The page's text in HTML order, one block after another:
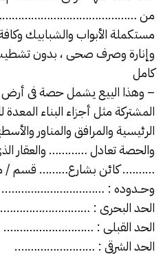
من
مستكملة الأبواب والشبابيك
وإنارة وصرف صحى ، بدون
كامل
– وهذا الييع يشمل حصة فى أرض
المشتركة مثل أجزاء البناء
الرئيسية والمرافق والمناور
والحصة تعادل ………… والعقار
………. كائن بشارع……… قسم /
وحــدوده : …………………………..
الحد البحرى : ……………………….
الحد القبلى : ……………………….
الحد الشرقى : …………………….